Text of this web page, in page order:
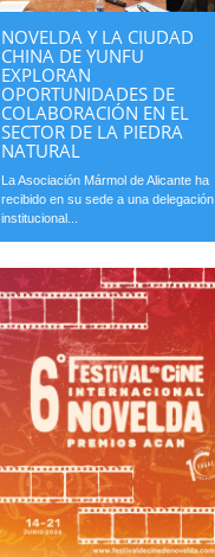
NOVELDA Y LA CIUDAD
CHINA DE YUNFU
EXPLORAN
OPORTUNIDADES DE
COLABORACIÓN EN EL
SECTOR DE LA PIEDRA
NATURAL
La Asociación Mármol de Alicante ha
recibido en su sede a una delegación
institucional...